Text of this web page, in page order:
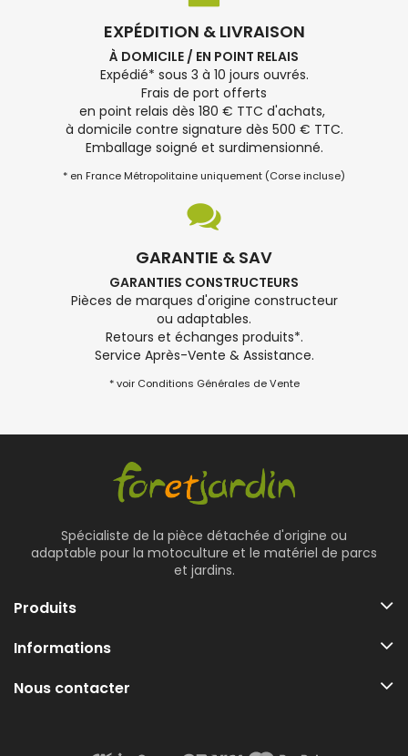
EXPÉDITION & LIVRAISON
À DOMICILE / EN POINT RELAIS
Expédié* sous 3 à 10 jours ouvrés.
Frais de port offerts
en point relais dès 180 € TTC d'achats,
à domicile contre signature dès 500 € TTC.
Emballage soigné et surdimensionné.
* en France Métropolitaine uniquement (Corse incluse)
GARANTIE & SAV
GARANTIES CONSTRUCTEURS
Pièces de marques d'origine constructeur
ou adaptables.
Retours et échanges produits*.
Service Après-Vente & Assistance.
* voir Conditions Générales de Vente
Spécialiste de la pièce détachée d'origine ou
adaptable pour la motoculture et le matériel de parcs
et jardins.
Produits
Informations
Nous contacter